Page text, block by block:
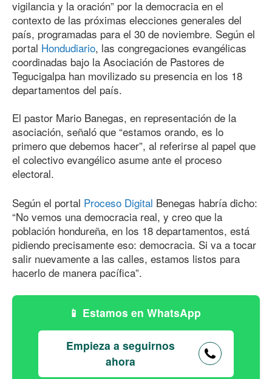
vigilancia y la oración” por la democracia en el
contexto de las próximas elecciones generales del
país, programadas para el 30 de noviembre. Según el
portal Hondudiario, las congregaciones evangélicas
coordinadas bajo la Asociación de Pastores de
Tegucigalpa han movilizado su presencia en los 18
departamentos del país.
El pastor Mario Banegas, en representación de la
asociación, señaló que “estamos orando, es lo
primero que debemos hacer”, al referirse al papel que
el colectivo evangélico asume ante el proceso
electoral.
Según el portal Proceso Digital Benegas habría dicho:
“No vemos una democracia real, y creo que la
población hondureña, en los 18 departamentos, está
pidiendo precisamente eso: democracia. Si va a tocar
salir nuevamente a las calles, estamos listos para
hacerlo de manera pacífica”.
Estamos en WhatsApp
Empieza a seguirnos
ahora